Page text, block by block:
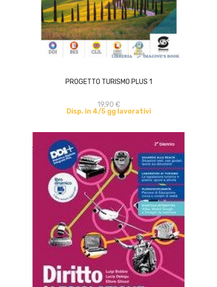
PROGETTO TURISMO PLUS 1
19,90 €
Disp. in 4/5 gg lavorativi